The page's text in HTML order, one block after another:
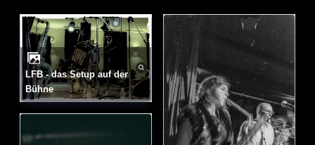
LFB - das Setup auf der
Bühne